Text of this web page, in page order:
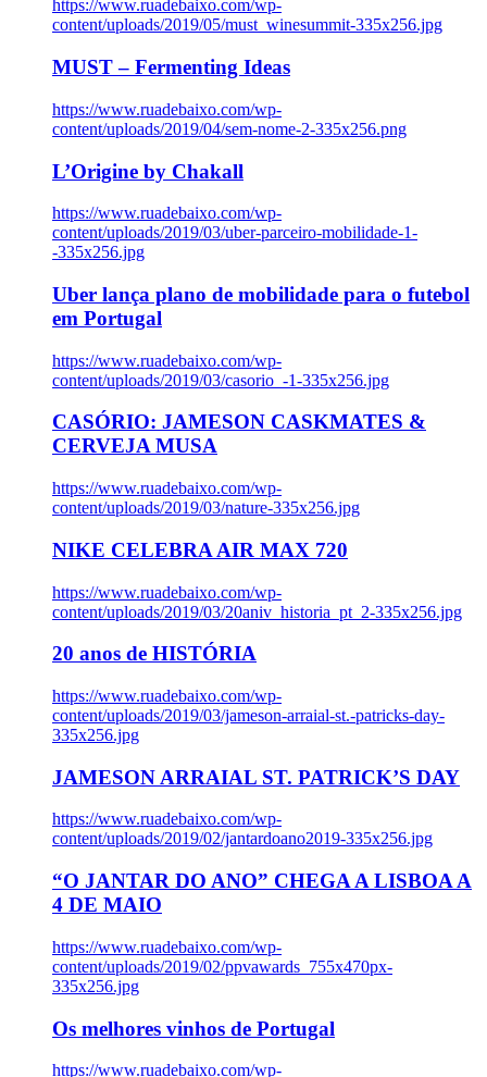
https://www.ruadebaixo.com/wp-
content/uploads/2019/05/must_winesummit-335x256.jpg
MUST – Fermenting Ideas
https://www.ruadebaixo.com/wp-
content/uploads/2019/04/sem-nome-2-335x256.png
L’Origine by Chakall
https://www.ruadebaixo.com/wp-
content/uploads/2019/03/uber-parceiro-mobilidade-1-
-335x256.jpg
Uber lança plano de mobilidade para o futebol
em Portugal
https://www.ruadebaixo.com/wp-
content/uploads/2019/03/casorio_-1-335x256.jpg
CASÓRIO: JAMESON CASKMATES &
CERVEJA MUSA
https://www.ruadebaixo.com/wp-
content/uploads/2019/03/nature-335x256.jpg
NIKE CELEBRA AIR MAX 720
https://www.ruadebaixo.com/wp-
content/uploads/2019/03/20aniv_historia_pt_2-335x256.jpg
20 anos de HISTÓRIA
https://www.ruadebaixo.com/wp-
content/uploads/2019/03/jameson-arraial-st.-patricks-day-
335x256.jpg
JAMESON ARRAIAL ST. PATRICK’S DAY
https://www.ruadebaixo.com/wp-
content/uploads/2019/02/jantardoano2019-335x256.jpg
“O JANTAR DO ANO” CHEGA A LISBOA A
4 DE MAIO
https://www.ruadebaixo.com/wp-
content/uploads/2019/02/ppvawards_755x470px-
335x256.jpg
Os melhores vinhos de Portugal
https://www.ruadebaixo.com/wp-